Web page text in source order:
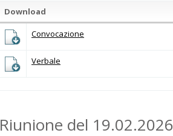
Download
Convocazione
Verbale
Riunione del 19.02.2026